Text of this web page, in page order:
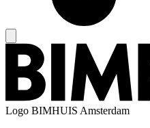
Logo BIMHUIS Amsterdam